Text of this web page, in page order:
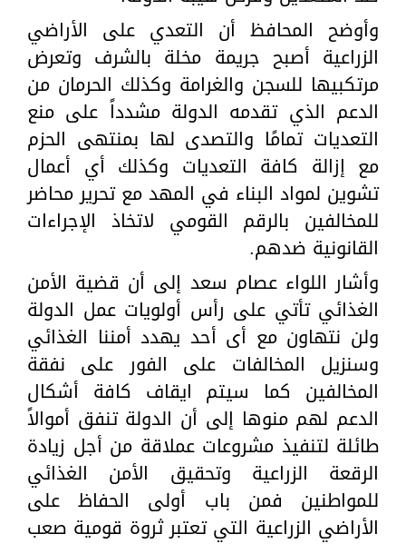
وأوضح المحافظ أن التعدي على الأراضي
الزراعية أصبح جريمة مخلة بالشرف وتعرض
مرتكبيها للسجن والغرامة وكذلك الحرمان من
الدعم الذي تقدمه الدولة مشدداً على منع
التعديات تمامًا والتصدى لها بمنتهى الحزم
مع إزالة كافة التعديات وكذلك أي أعمال
تشوين لمواد البناء في المهد مع تحرير محاضر
للمخالفين بالرقم القومي لاتخاذ الإجراءات
القانونية ضدهم.
وأشار اللواء عصام سعد إلى أن قضية الأمن
الغذائي تأتي على رأس أولويات عمل الدولة
ولن نتهاون مع أى أحد يهدد أمننا الغذائي
وسنزيل المخالفات على الفور على نفقة
المخالفين كما سيتم ايقاف كافة أشكال
الدعم لهم منوها إلى أن الدولة تنفق أموالاً
طائلة لتنفيذ مشروعات عملاقة من أجل زيادة
الرقعة الزراعية وتحقيق الأمن الغذائي
للمواطنين فمن باب أولى الحفاظ على
الأراضي الزراعية التي تعتبر ثروة قومية صعب